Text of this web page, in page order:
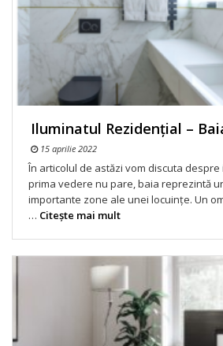
Iluminatul Rezidențial –
15 aprilie 2022
În articolul de astăzi vom discuta despre
prima vedere nu pare, baia reprezintă
importante zone ale unei locuințe. Un
… Citeşte mai mult